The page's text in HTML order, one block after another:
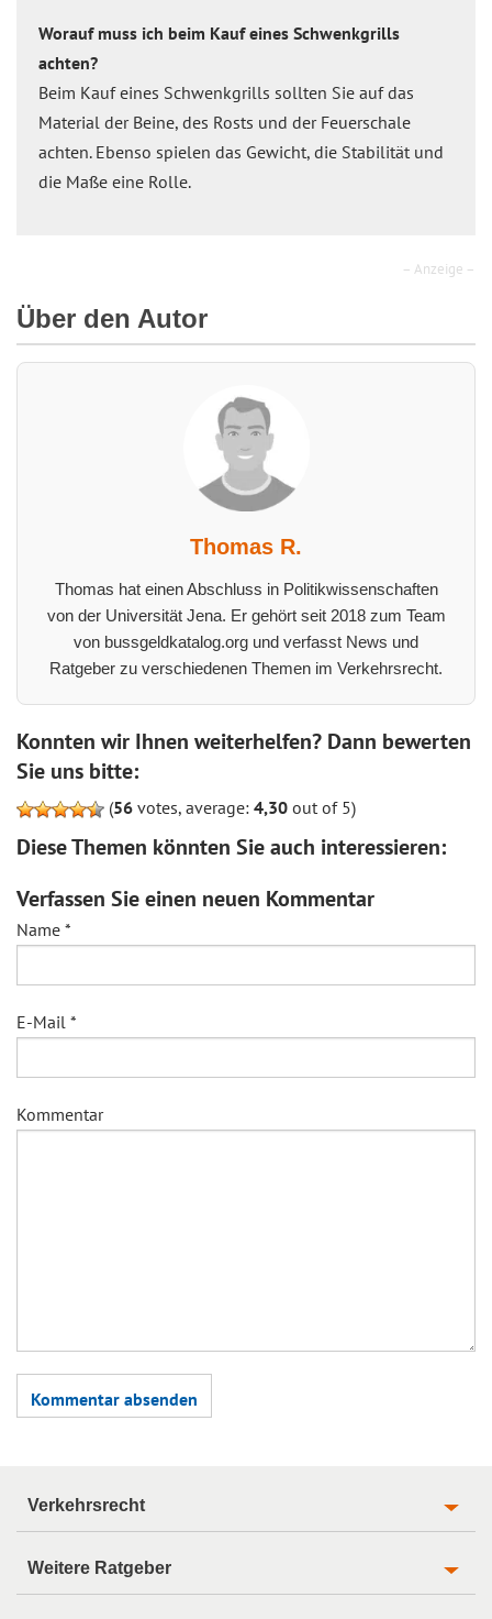
Worauf muss ich beim Kauf eines Schwenkgrills
achten?
Beim Kauf eines Schwenkgrills sollten Sie auf das
Material der Beine, des Rosts und der Feuerschale
achten. Ebenso spielen das Gewicht, die Stabilität und
die Maße eine Rolle.
– Anzeige –
Über den Autor
Thomas R.
Thomas hat einen Abschluss in Politikwissenschaften
von der Universität Jena. Er gehört seit 2018 zum Team
von bussgeldkatalog.org und verfasst News und
Ratgeber zu verschiedenen Themen im Verkehrsrecht.
Konnten wir Ihnen weiterhelfen? Dann bewerten
Sie uns bitte:
(56 votes, average: 4,30 out of 5)
Diese Themen könnten Sie auch interessieren:
Verfassen Sie einen neuen Kommentar
Name *
E-Mail *
Kommentar
Verkehrsrecht
Weitere Ratgeber